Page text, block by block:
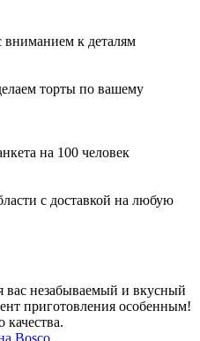
вниманием к деталям
торты по вашему
на 100 человек
с доставкой на любую
незабываемый и вкусный
приготовления особенным!